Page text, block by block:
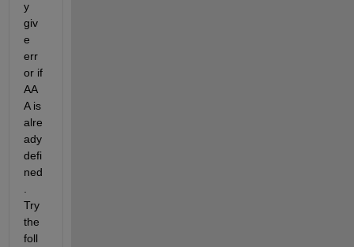
y
giv
e
err
or if
AA
A is
alre
ady
defi
ned
Try
the
foll